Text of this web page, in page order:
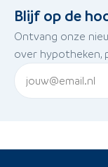
Blijf op de
Ontvang onze
over hypotheken,